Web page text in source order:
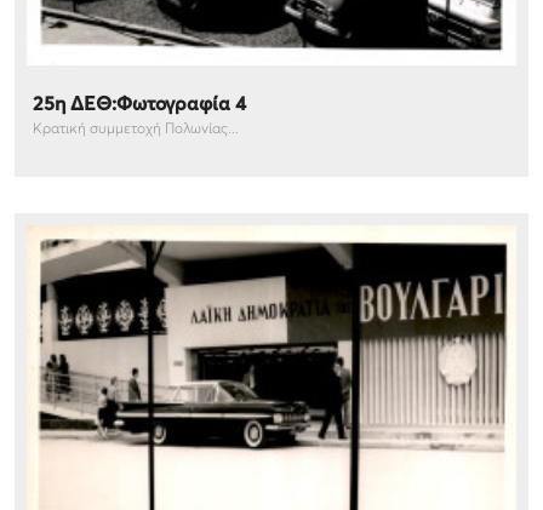
25η ΔΕΘ:Φωτογραφία 4
Κρατική συμμετοχή Πολωνίας...